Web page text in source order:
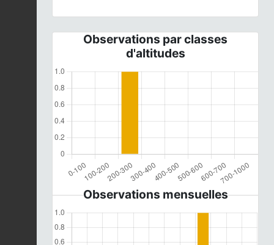
Observations par classes
d'altitudes
Observations mensuelles